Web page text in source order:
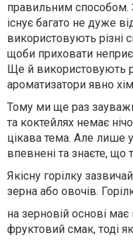
правильним способом.
існує багато не дуже
використовують різні
щоби приховати
Ще й використовують
ароматизатори явно
Тому ми ще раз
та коктейлях немає
цікава тема. Але лише
впевнені та знаєте, що
Якісну горілку
зерна або овочів.
на зерновій основі
фруктовий смак, тоді